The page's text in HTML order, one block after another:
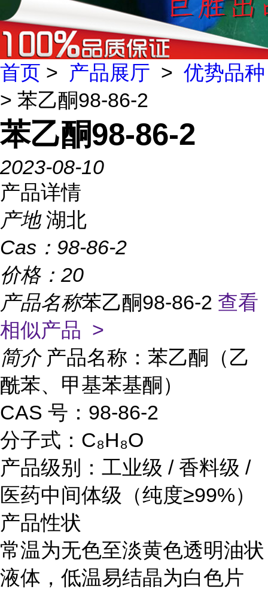
首页 > 产品展厅 > 优势品种
> 苯乙酮98-86-2
苯乙酮98-86-2
2023-08-10
产品详情
产地 湖北
Cas： 98-86-2
价格： 20
产品名称苯乙酮98-86-2 查看
相似产品 >
简介 产品名称：苯乙酮（乙
酰苯、甲基苯基酮）
CAS 号：98-86-2
分子式：C₈H₈O
产品级别：工业级 / 香料级 /
医药中间体级（纯度≥99%）
产品性状
常温为无色至淡黄色透明油状
液体，低温易结晶为白色片